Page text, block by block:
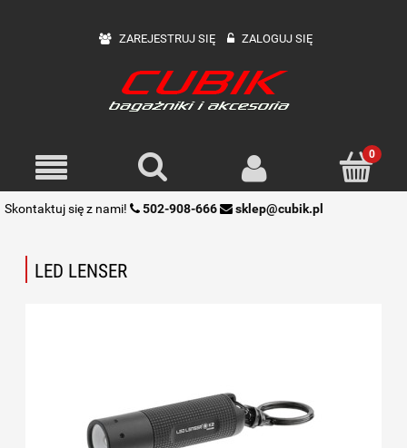
ZAREJESTRUJ SIĘ ZALOGUJ SIĘ
Skontaktuj się z nami! 502-908-666 sklep@cubik.pl
LED LENSER